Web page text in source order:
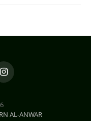
Instagram
AL-ANWAR